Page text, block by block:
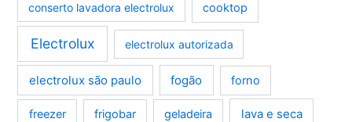
conserto lavadora electrolux cooktop
Electrolux electrolux autorizada
electrolux são paulo fogão forno
freezer frigobar geladeira lava e seca